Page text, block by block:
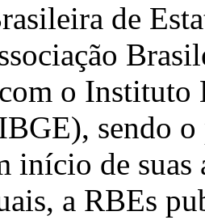
de
o Instituto
sendo
início de
a RBEs